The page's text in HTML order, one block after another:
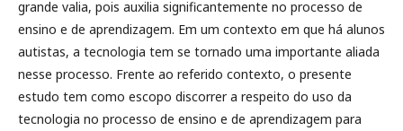
grande valia, pois auxilia significantemente no processo de
ensino e de aprendizagem. Em um contexto em que há alunos
autistas, a tecnologia tem se tornado uma importante aliada
nesse processo. Frente ao referido contexto, o presente
estudo tem como escopo discorrer a respeito do uso da
tecnologia no processo de ensino e de aprendizagem para